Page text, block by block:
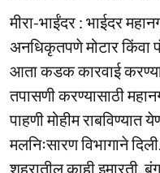
मीरा-भाईंदर : भाईदर
अनधिकृतपणे मोटार किंवा
आता कडक कारवाई
तपासणी करण्यासाठी
पाहणी मोहीम राबविण्यात
मलनिःसारण विभागाने
शहरातील काही इमारती,